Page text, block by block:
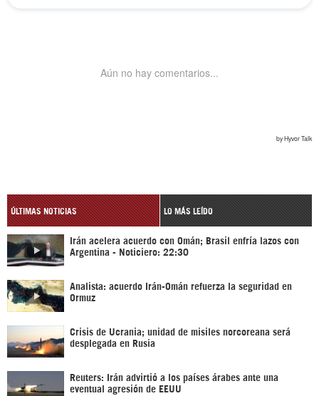
ÚLTIMAS NOTICIAS LO MÁS LEÍDO
Irán acelera acuerdo con Omán; Brasil enfría lazos con
Argentina - Noticiero: 22:30
Analista: acuerdo Irán-Omán refuerza la seguridad en
Ormuz
Crisis de Ucrania; unidad de misiles norcoreana será
desplegada en Rusia
Reuters: Irán advirtió a los países árabes ante una
eventual agresión de EEUU